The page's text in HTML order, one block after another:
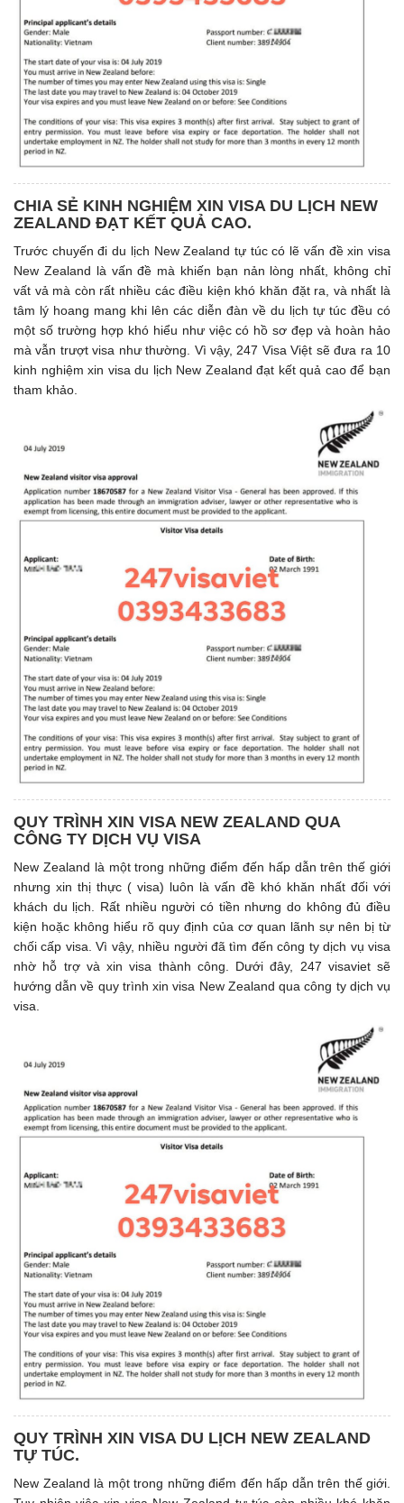
CHIA SẺ KINH NGHIỆM XIN VISA DU LỊCH NEW
ZEALAND ĐẠT KẾT QUẢ CAO.
Trước chuyến đi du lịch New Zealand tự túc có lẽ vấn đề xin visa
New Zealand là vấn đề mà khiến bạn nản lòng nhất, không chỉ
vất vả mà còn rất nhiều các điều kiện khó khăn đặt ra, và nhất là
tâm lý hoang mang khi lên các diễn đàn về du lịch tự túc đều có
một số trường hợp khó hiểu như việc có hồ sơ đẹp và hoàn hảo
mà vẫn trượt visa như thường. Vì vậy, 247 Visa Việt sẽ đưa ra 10
kinh nghiệm xin visa du lịch New Zealand đạt kết quả cao để bạn
tham khảo.
QUY TRÌNH XIN VISA NEW ZEALAND QUA
CÔNG TY DỊCH VỤ VISA
New Zealand là một trong những điểm đến hấp dẫn trên thế giới
nhưng xin thị thực ( visa) luôn là vấn đề khó khăn nhất đối với
khách du lịch. Rất nhiều người có tiền nhưng do không đủ điều
kiện hoặc không hiểu rõ quy định của cơ quan lãnh sự nên bị từ
chối cấp visa. Vì vậy, nhiều người đã tìm đến công ty dịch vụ visa
nhờ hỗ trợ và xin visa thành công. Dưới đây, 247 visaviet sẽ
hướng dẫn về quy trình xin visa New Zealand qua công ty dịch vụ
visa.
QUY TRÌNH XIN VISA DU LỊCH NEW ZEALAND
TỰ TÚC.
New Zealand là một trong những điểm đến hấp dẫn trên thế giới.